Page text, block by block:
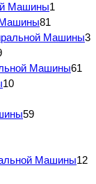
Машины1
Машины81
Машины3
Машины61
10
59
Машины12